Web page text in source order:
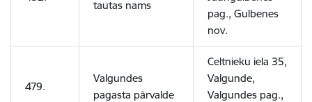
tautas nams
pag., Gulbenes
nov.
479.
Valgundes
pagasta pārvalde
Celtnieku iela 35,
Valgunde,
Valgundes pag.,